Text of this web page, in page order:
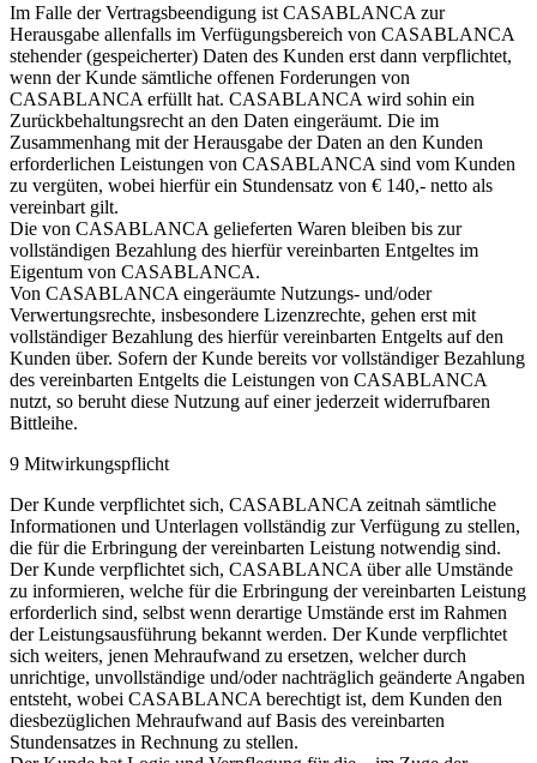
Im Falle der Vertragsbeendigung ist CASABLANCA zur
Herausgabe allenfalls im Verfügungsbereich von CASABLANCA
stehender (gespeicherter) Daten des Kunden erst dann verpflichtet,
wenn der Kunde sämtliche offenen Forderungen von
CASABLANCA erfüllt hat. CASABLANCA wird sohin ein
Zurückbehaltungsrecht an den Daten eingeräumt. Die im
Zusammenhang mit der Herausgabe der Daten an den Kunden
erforderlichen Leistungen von CASABLANCA sind vom Kunden
zu vergüten, wobei hierfür ein Stundensatz von € 140,- netto als
vereinbart gilt.
Die von CASABLANCA gelieferten Waren bleiben bis zur
vollständigen Bezahlung des hierfür vereinbarten Entgeltes im
Eigentum von CASABLANCA.
Von CASABLANCA eingeräumte Nutzungs- und/oder
Verwertungsrechte, insbesondere Lizenzrechte, gehen erst mit
vollständiger Bezahlung des hierfür vereinbarten Entgelts auf den
Kunden über. Sofern der Kunde bereits vor vollständiger Bezahlung
des vereinbarten Entgelts die Leistungen von CASABLANCA
nutzt, so beruht diese Nutzung auf einer jederzeit widerrufbaren
Bittleihe.
9 Mitwirkungspflicht
Der Kunde verpflichtet sich, CASABLANCA zeitnah sämtliche
Informationen und Unterlagen vollständig zur Verfügung zu stellen,
die für die Erbringung der vereinbarten Leistung notwendig sind.
Der Kunde verpflichtet sich, CASABLANCA über alle Umstände
zu informieren, welche für die Erbringung der vereinbarten Leistung
erforderlich sind, selbst wenn derartige Umstände erst im Rahmen
der Leistungsausführung bekannt werden. Der Kunde verpflichtet
sich weiters, jenen Mehraufwand zu ersetzen, welcher durch
unrichtige, unvollständige und/oder nachträglich geänderte Angaben
entsteht, wobei CASABLANCA berechtigt ist, dem Kunden den
diesbezüglichen Mehraufwand auf Basis des vereinbarten
Stundensatzes in Rechnung zu stellen.